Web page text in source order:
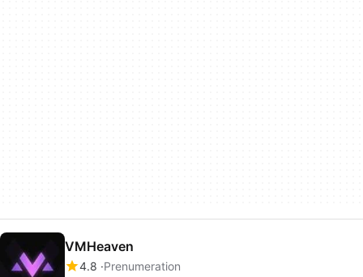
VMHeaven
4.8 Prenumeration